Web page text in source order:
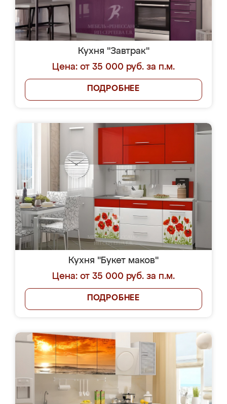
Кухня "Завтрак"
Цена: от 35 000 руб. за п.м.
ПОДРОБНЕЕ
Кухня "Букет маков"
Цена: от 35 000 руб. за п.м.
ПОДРОБНЕЕ